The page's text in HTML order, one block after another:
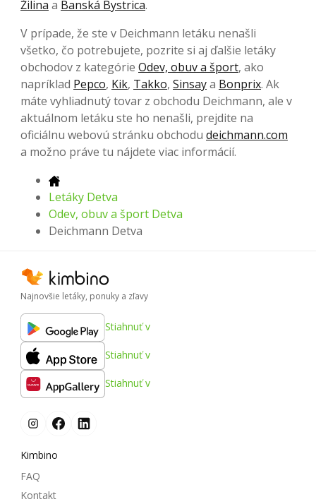
Žilina a Banská Bystrica.
V prípade, že ste v Deichmann letáku nenašli
všetko, čo potrebujete, pozrite si aj ďalšie letáky
obchodov z kategórie Odev, obuv a šport, ako
napríklad Pepco, Kik, Takko, Sinsaya Bonprix. Ak
máte vyhliadnutý tovar z obchodu Deichmann, ale v
aktuálnom letáku ste ho nenašli, prejdite na
oficiálnu webovú stránku obchodu deichmann.com
a možno práve tu nájdete viac informácií.
Letáky Detva
Odev, obuv a šport Detva
Deichmann Detva
Najnovšie letáky, ponuky a zľavy
Stiahnuť v
Stiahnuť v
Stiahnuť v
Kimbino
FAQ
Kontakt